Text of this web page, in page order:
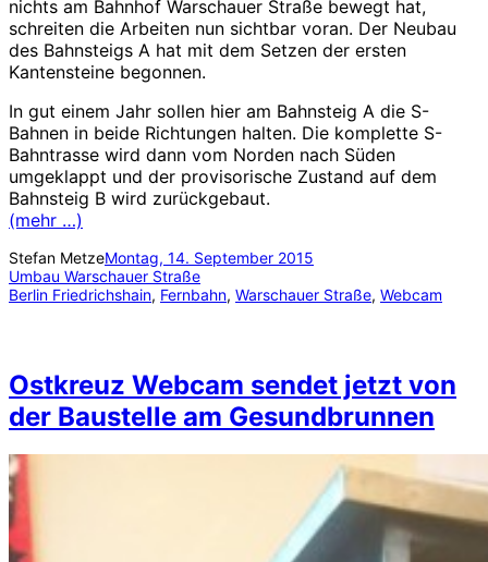
nichts am Bahnhof Warschauer Straße bewegt hat,
schreiten die Arbeiten nun sichtbar voran. Der Neubau
des Bahnsteigs A hat mit dem Setzen der ersten
Kantensteine begonnen.
In gut einem Jahr sollen hier am Bahnsteig A die S-
Bahnen in beide Richtungen halten. Die komplette S-
Bahntrasse wird dann vom Norden nach Süden
umgeklappt und der provisorische Zustand auf dem
Bahnsteig B wird zurückgebaut.
(mehr …)
Stefan MetzeMontag, 14. September 2015
Umbau Warschauer Straße
Berlin Friedrichshain, Fernbahn, Warschauer Straße, Webcam
Ostkreuz Webcam sendet jetzt von
der Baustelle am Gesundbrunnen